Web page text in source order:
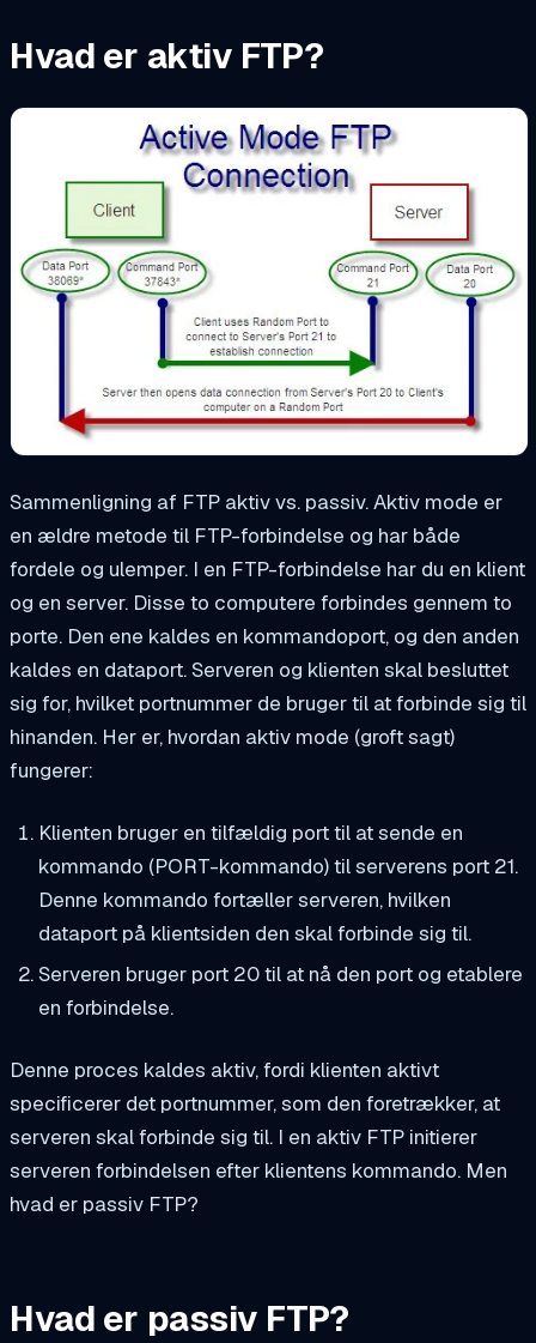
Hvad er aktiv FTP?
Sammenligning af FTP aktiv vs. passiv. Aktiv mode er
en ældre metode til FTP-forbindelse og har både
fordele og ulemper. I en FTP-forbindelse har du en klient
og en server. Disse to computere forbindes gennem to
porte. Den ene kaldes en kommandoport, og den anden
kaldes en dataport. Serveren og klienten skal besluttet
sig for, hvilket portnummer de bruger til at forbinde sig til
hinanden. Her er, hvordan aktiv mode (groft sagt)
fungerer:
Klienten bruger en tilfældig port til at sende en
kommando (PORT-kommando) til serverens port 21.
Denne kommando fortæller serveren, hvilken
dataport på klientsiden den skal forbinde sig til.
Serveren bruger port 20 til at nå den port og etablere
en forbindelse.
Denne proces kaldes aktiv, fordi klienten aktivt
specificerer det portnummer, som den foretrækker, at
serveren skal forbinde sig til. I en aktiv FTP initierer
serveren forbindelsen efter klientens kommando. Men
hvad er passiv FTP?
Hvad er passiv FTP?